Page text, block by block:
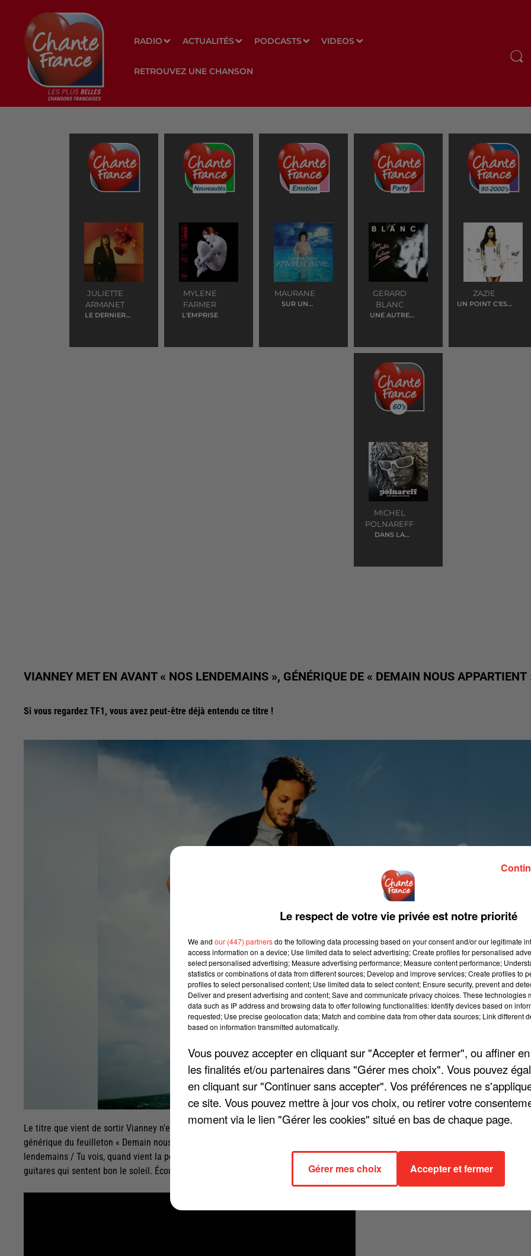
RADIO ACTUALITÉS PODCASTS VIDEOS
RETROUVEZ UNE CHANSON
JULIETTE
ARMANET
LE DERNIER
MYLENE
FARMER
L'EMPRISE
MAURANE
SUR UN
GERARD
BLANC
UNE AUTRE
ZAZIE
UN POINT C'EST
MICHEL
POLNAREFF
DANS LA
VIANNEY MET EN AVANT « NOS LENDEMAINS », GÉNÉRIQUE DE « DEMAIN NOUS APPARTIENT
Si vous regardez TF1, vous avez peut-être déjà entendu ce titre !
Le titre que vient de sortir Vianney n'est pas inédit... Et pour cause : « Nos lendemains » n'est autre que le morceau utilisé dans le
générique du feuilleton « Demain nous appartient », diffusé sur TF1. « Je m'en remets à nos lendemains / On renaît dans nos
lendemains / Tu vois, quand vient la peine, le temps l'éteint / Je m'en remets à nos lendemains », chante Vianney sur des notes de
guitares qui sentent bon le soleil. Écoutez !
Le respect de votre vie privée est notre priorité
We and our (447) partnersdo the following data processing based on your consent and/or our legitimate
access information on a device; Use limited data to select advertising; Create profiles for personalised
select personalised advertising; Measure advertising performance; Measure content performance;
statistics or combinations of data from different sources; Develop and improve services; Create profiles to
profiles to select personalised content; Use limited data to select content; Ensure security, prevent and
Deliver and present advertising and content; Save and communicate privacy choices. These technologies
data such as IP address and browsing data to offer following functionalities: Identify devices based on
requested; Use precise geolocation data; Match and combine data from other data sources; Link different
based on information transmitted automatically.
Vous pouvez accepter en cliquant sur "Accepter et fermer", ou affiner
les finalités et/ou partenaires dans "Gérer mes choix". Vous pouvez
en cliquant sur "Continuer sans accepter". Vos préférences ne
ce site. Vous pouvez mettre à jour vos choix, ou retirer votre
moment via le lien "Gérer les cookies" situé en bas de chaque page.
Gérer mes choix Accepter et fermer